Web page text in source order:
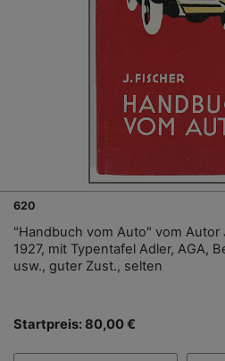
620
"Handbuch vom Auto" vom Autor
1927, mit Typentafel Adler, AGA,
usw., guter Zust., selten
Startpreis: 80,00 €